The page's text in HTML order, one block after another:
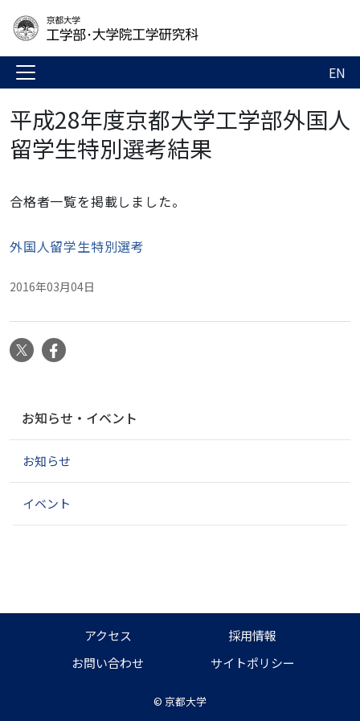
EN
平成28年度京都大学工学部外国人
留学生特別選考結果
合格者一覧を掲載しました。
外国人留学生特別選考
2016年03月04日
X
ゲ
シ
ン
お知らせ・イベント
お知らせ
イベント
© 京都大学
アクセス
採用情報
お問い合わせ
サイトポリシー